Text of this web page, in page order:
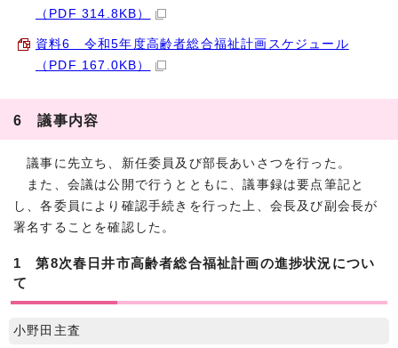
（PDF 314.8KB）
資料6 令和5年度高齢者総合福祉計画スケジュール
（PDF 167.0KB）
6 議事内容
議事に先立ち、新任委員及び部長あいさつを行った。
また、会議は公開で行うとともに、議事録は要点筆記と
し、各委員により確認手続きを行った上、会長及び副会長が
署名することを確認した。
1 第8次春日井市高齢者総合福祉計画の進捗状況につい
て
小野田主査